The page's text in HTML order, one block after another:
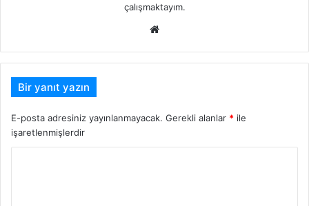
çalışmaktayım.
Web
Bir yanıt yazın
E-posta adresiniz yayınlanmayacak. Gerekli alanlar * ile
işaretlenmişlerdir